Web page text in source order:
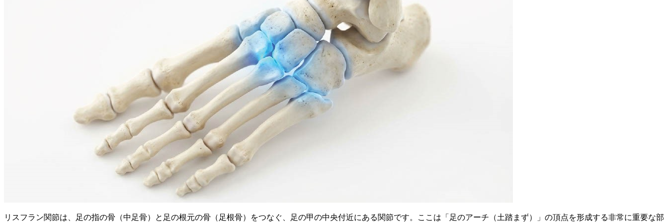
リスフラン関節は、足の指の骨（中足骨）と足の根元の骨（足根骨）をつなぐ、足の甲の中央付近にある関節です。ここは「足のアーチ（土踏まず）」の頂点を形成する非常に重要な部